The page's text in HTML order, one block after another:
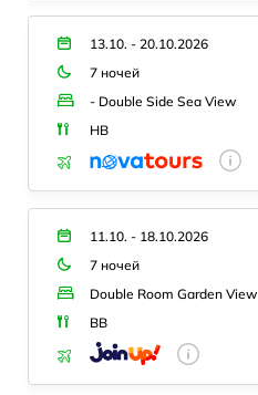
13.10. - 20.10.2026
7 ночей
- Double Side Sea View
HB
11.10. - 18.10.2026
7 ночей
Double Room Garden View
BB